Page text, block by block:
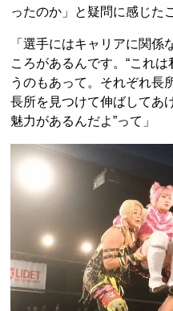
ったのか」と疑問に感じた
「選手にはキャリアに関係
ころがあるんです。“これ
うのもあって。それぞれ長
長所を見つけて伸ばしてあ
魅力があるんだよ”って」